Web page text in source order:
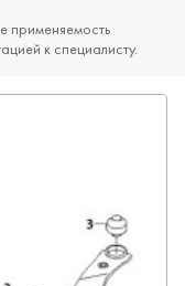
применяемость
к специалисту.